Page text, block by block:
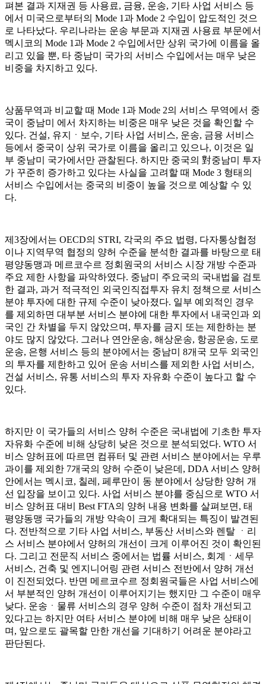
펴본 결과 지재권 등 사용료, 금융, 운송, 기타 사업 서비스 등
에서 미국으로부터의 Mode 1과 Mode 2 수입이 압도적인 것으
로 나타났다. 우리나라는 운송 부문과 지재권 사용료 부문에서
멕시코의 Mode 1과 Mode 2 수입에서만 상위 국가에 이름을 올
리고 있을 뿐, 타 중남미 국가의 서비스 수입에서는 매우 낮은
비중을 차지하고 있다.
상품무역과 비교할 때 Mode 1과 Mode 2의 서비스 무역에서 중
국이 중남미 에서 차지하는 비중은 매우 낮은 것을 확인할 수
있다. 건설, 유지ㆍ보수, 기타 사업 서비스, 운송, 금융 서비스
등에서 중국이 상위 국가로 이름을 올리고 있으나, 이것은 일
부 중남미 국가에서만 관찰된다. 하지만 중국의 對중남미 투자
가 꾸준히 증가하고 있다는 사실을 고려할 때 Mode 3 형태의
서비스 수입에서는 중국의 비중이 높을 것으로 예상할 수 있
다.
제3장에서는 OECD의 STRI, 각국의 주요 법령, 다자통상협정
이나 지역무역 협정의 양허 수준을 분석한 결과를 바탕으로 태
평양동맹과 메르코수르 정회원국의 서비스 시장 개방 수준과
주요 제한 사항을 파악하였다. 중남미 주요국의 국내법을 검토
한 결과, 과거 적극적인 외국인직접투자 유치 정책으로 서비스
분야 투자에 대한 규제 수준이 낮아졌다. 일부 예외적인 경우
를 제외하면 대부분 서비스 분야에 대한 투자에서 내국인과 외
국인 간 차별을 두지 않았으며, 투자를 금지 또는 제한하는 분
야도 많지 않았다. 그러나 연안운송, 해상운송, 항공운송, 도로
운송, 은행 서비스 등의 분야에서는 중남미 8개국 모두 외국인
의 투자를 제한하고 있어 운송 서비스를 제외한 사업 서비스,
건설 서비스, 유통 서비스의 투자 자유화 수준이 높다고 할 수
있다.
하지만 이 국가들의 서비스 양허 수준은 국내법에 기초한 투자
자유화 수준에 비해 상당히 낮은 것으로 분석되었다. WTO 서
비스 양허표에 따르면 컴퓨터 및 관련 서비스 분야에서는 우루
과이를 제외한 7개국의 양허 수준이 낮은데, DDA 서비스 양허
안에서는 멕시코, 칠레, 페루만이 동 분야에서 상당한 양허 개
선 입장을 보이고 있다. 사업 서비스 분야를 중심으로 WTO 서
비스 양허표 대비 Best FTA의 양허 내용 변화를 살펴보면, 태
평양동맹 국가들의 개방 약속이 크게 확대되는 특징이 발견된
다. 전반적으로 기타 사업 서비스, 부동산 서비스와 렌탈 ㆍ리
스 서비스 분야에서 양허의 개선이 크게 이루어진 것이 확인된
다. 그리고 전문직 서비스 중에서는 법률 서비스, 회계ㆍ세무
서비스, 건축 및 엔지니어링 관련 서비스 전반에서 양허 개선
이 진전되었다. 반면 메르코수르 정회원국들은 사업 서비스에
서 부분적인 양허 개선이 이루어지기는 했지만 그 수준이 매우
낮다. 운송ㆍ물류 서비스의 경우 양허 수준이 점차 개선되고
있다고는 하지만 여타 서비스 분야에 비해 매우 낮은 상태이
며, 앞으로도 괄목할 만한 개선을 기대하기 어려운 분야라고
판단된다.